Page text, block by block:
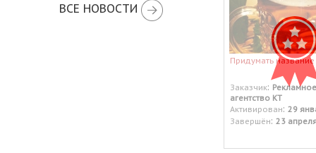
ВСЕ НОВОСТИ
Придумать
Заказчик: Рекламное
агентство КТ
Активирован: 29
Завершён: 23